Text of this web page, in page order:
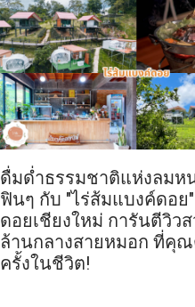
ดื่มด่ำธรรมชาติแห่งลมห
ฟินๆ กับ "ไร่ส้มแบงค์ดอ
ดอยเชียงใหม่ การันตีวิว
ล้านกลางสายหมอก ที่คุ
ครั้งในชีวิต!